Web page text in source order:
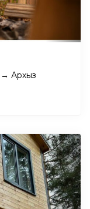
→ Архыз